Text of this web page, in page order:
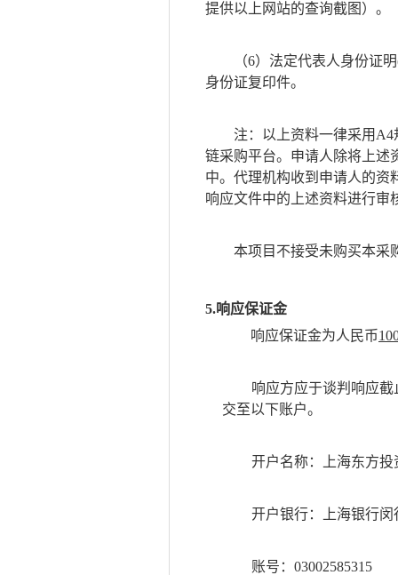
提供以上网站的查询截图）。
（6）法定代表人身份证
身份证复印件。
注：以上资料一律采用 A4
链采购平台。申请人除将上述
中。代理机构收到申请人的资
响应文件中的上述资料进行审
本项目不接受未购买本采
5.响应保证金
响应保证金为人民币
响应方应于谈判响应
交至以下账户。
开户名称：上海东方
开户银行：上海银行闵
账号： 03002585315